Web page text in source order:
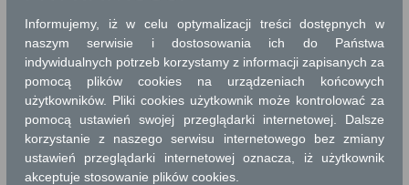
Jednostka samorządu terytorialnego obsługująca daną sprawę:
Zabezpieczenie Captcha:
Informujemy, iż w celu optymalizacji treści dostępnych w
naszym serwisie i dostosowania ich do Państwa
indywidualnych potrzeb korzystamy z informacji zapisanych za
pomocą plików cookies na urządzeniach końcowych
użytkowników. Pliki cookies użytkownik może kontrolować za
pomocą ustawień swojej przeglądarki internetowej. Dalsze
korzystanie z naszego serwisu internetowego bez zmiany
ustawień przeglądarki internetowej oznacza, iż użytkownik
akceptuje stosowanie plików cookies.